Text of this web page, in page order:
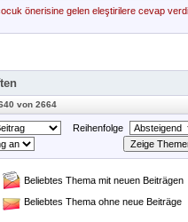
önerisine gelen eleştirilere cevap verdi
von 2664
Reihenfolge
Beliebtes Thema mit neuen Beiträgen
Beliebtes Thema ohne neue Beiträge